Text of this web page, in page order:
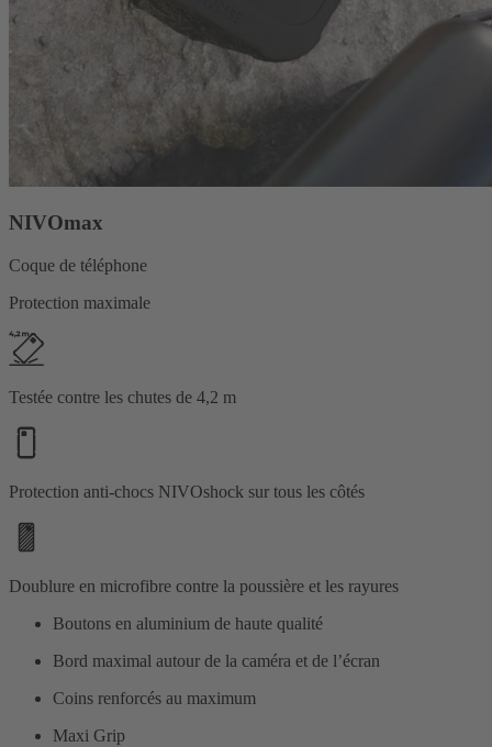
NIVOmax
Coque de téléphone
Protection maximale
Testée contre les chutes de 4,2 m
Protection anti-chocs NIVOshock sur tous les côtés
Doublure en microfibre contre la poussière et les rayures
Boutons en aluminium de haute qualité
Bord maximal autour de la caméra et de l’écran
Coins renforcés au maximum
Maxi Grip